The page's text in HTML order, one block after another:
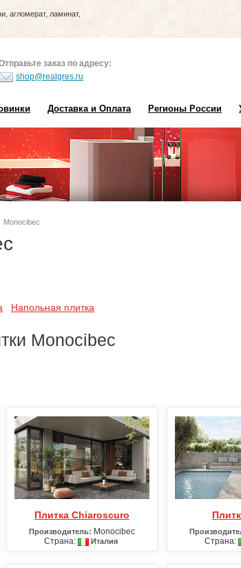
агломерат, ламинат,
заказ по адресу:
shop@realgres.ru
Доставка и Оплата Регионы России
Monocibec
Напольная плитка
Monocibec
Плитка Chiaroscuro
Производитель: Monocibec
Страна:
Италия
Страна: